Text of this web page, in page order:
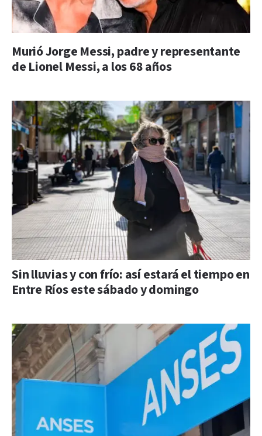
Murió Jorge Messi, padre y representante
de Lionel Messi, a los 68 años
Sin lluvias y con frío: así estará el tiempo en
Entre Ríos este sábado y domingo